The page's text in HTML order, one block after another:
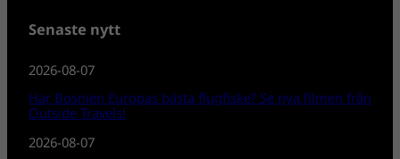
Senaste nytt
2026-08-07
Har Bosnien Europas bästa flugfiske? Se nya filmen från
Outside Travels!
2026-08-07